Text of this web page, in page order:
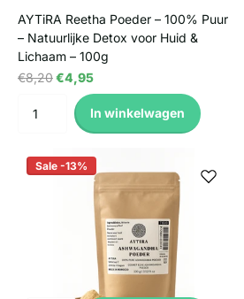
AYTiRA Reetha Poeder – 100% Puur
– Natuurlijke Detox voor Huid &
Lichaam – 100g
€8,20€4,95
In winkelwagen
Sale -13%